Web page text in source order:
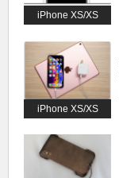
iPhone XS/XS
iPhone XS/XS